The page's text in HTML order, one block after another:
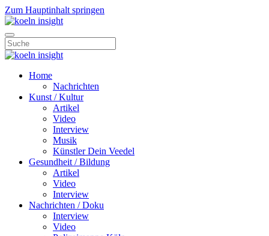
Zum Hauptinhalt springen
Home
Nachrichten
Kunst / Kultur
Artikel
Video
Interview
Musik
Künstler Dein Veedel
Gesundheit / Bildung
Artikel
Video
Interview
Nachrichten / Doku
Interview
Video